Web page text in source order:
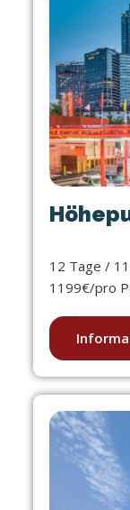
12 Tage /
1199€/pro